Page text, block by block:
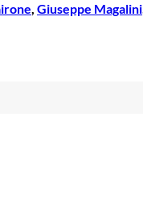
, Giuseppe Magalini